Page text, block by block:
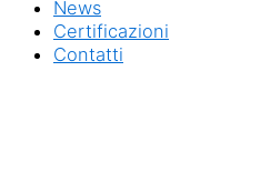
News
Certificazioni
Contatti